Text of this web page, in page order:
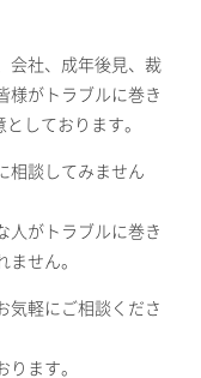
会社、成年後見、裁
様がトラブルに巻き
しております。
相談してみません
人がトラブルに巻き
せん。
気軽にご相談くださ
ます。